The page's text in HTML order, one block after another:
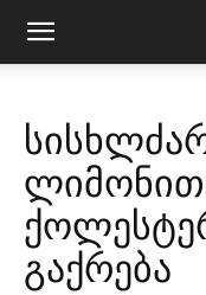
გაქრება